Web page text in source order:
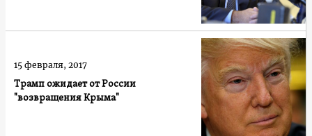
Трамп ожидает от России
"возвращения Крыма"
15 февраля, 2017